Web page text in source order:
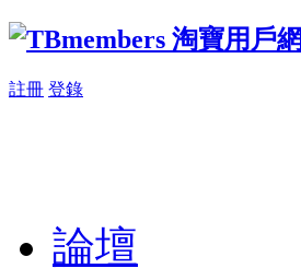
註冊 登錄
論壇